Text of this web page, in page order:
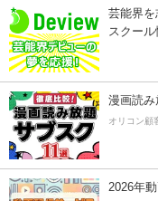
芸能界を
スクー
漫画読み
オリコン顧
2026年